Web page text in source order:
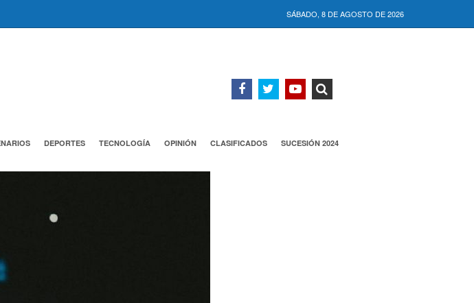
SÁBADO, 8 DE AGOSTO DE 2026
DEPORTES TECNOLOGÍA OPINIÓN CLASIFICADOS SUCESIÓN 2024